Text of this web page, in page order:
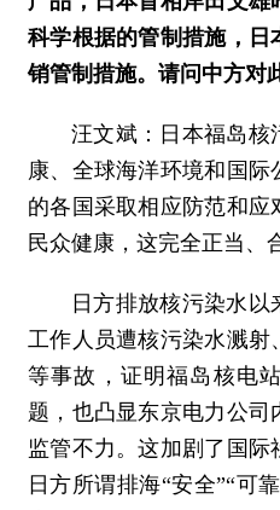
科学根据的管制措施，
销管制措施。请问中方对
汪文斌： 日本福岛核
康、全球海洋环境和国
的各国采取相应防范和应
民众健康，这完全正当、
日方排放核污染水
工作人员遭核污染水溅射
等事故，证明福岛核电
题，也凸显东京电力公
监管不力。这加剧了国际
日方所谓排海“安全”“可